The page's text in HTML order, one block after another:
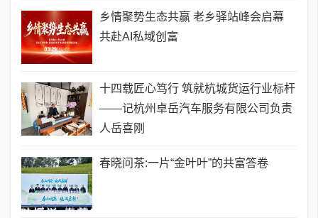
乡情聚势生态共赢 老乡驿站峰会启幕
共赴AI私域创富
十四载匠心笃行 筑就杭城货运行业标杆
——记杭州卓岳汽车服务有限公司负责
人岳喜刚
春晓问茶:一片“金叶叶”的共富答卷